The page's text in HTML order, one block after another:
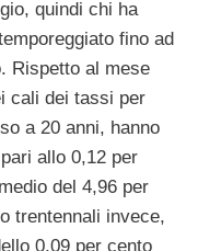
quindi chi ha
fino ad
Rispetto al mese
cali dei tassi per
a 20 anni, hanno
allo 0,12 per
del 4,96 per
trentennali invece,
0,09 per cento